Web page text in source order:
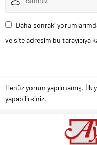
Daha sonraki
ve site adresim bu tarayıcıya
Henüz yorum yapılmamış. İlk
yapabilirsiniz.